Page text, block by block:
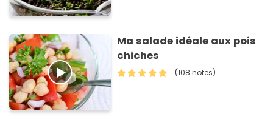
Ma salade idéale aux pois
chiches
(108 notes)